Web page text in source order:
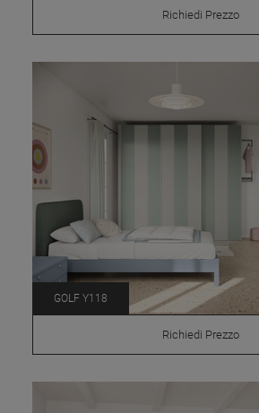
Richiedi Prezzo
GOLF Y118
Richiedi Prezzo